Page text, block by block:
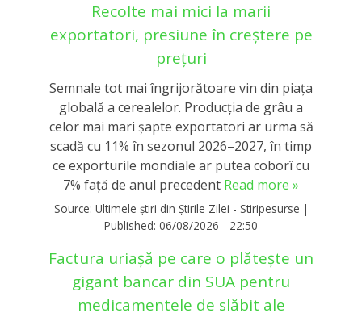
Recolte mai mici la marii
exportatori, presiune în creștere pe
prețuri
Semnale tot mai îngrijorătoare vin din piața
globală a cerealelor. Producția de grâu a
celor mai mari șapte exportatori ar urma să
scadă cu 11% în sezonul 2026–2027, în timp
ce exporturile mondiale ar putea coborî cu
7% față de anul precedent Read more »
Source: Ultimele știri din Știrile Zilei - Stiripesurse |
Published: 06/08/2026 - 22:50
Factura uriașă pe care o plătește un
gigant bancar din SUA pentru
medicamentele de slăbit ale